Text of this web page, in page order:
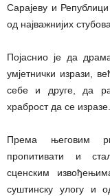
Сарајеву и Републици
од најважнијих
Појаснио је да
умјетнички изрази,
себе и друге, да
храброст да се изразе.
Према његовим
пропитивати и
сценским
суштинску улогу и